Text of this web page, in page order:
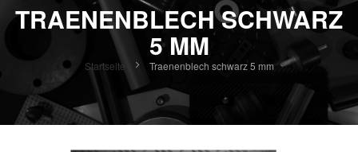
TRAENENBLECH SCHWARZ
5 MM
Startseite Traenenblech schwarz 5 mm